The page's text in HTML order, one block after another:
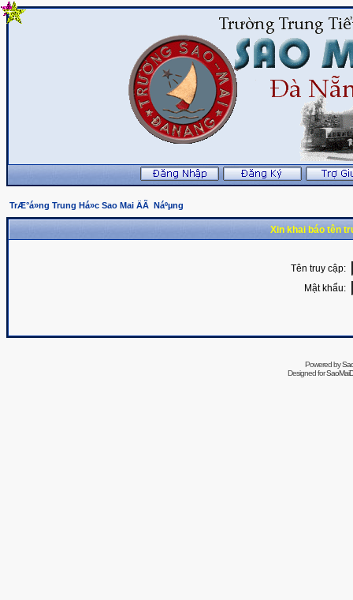
TrÆ°á»ng Trung Há»c Sao Mai ÄÃ Náºµng
Xin khai báo tên
Tên truy cập:
Mật khẩu:
Powered by
Designed for